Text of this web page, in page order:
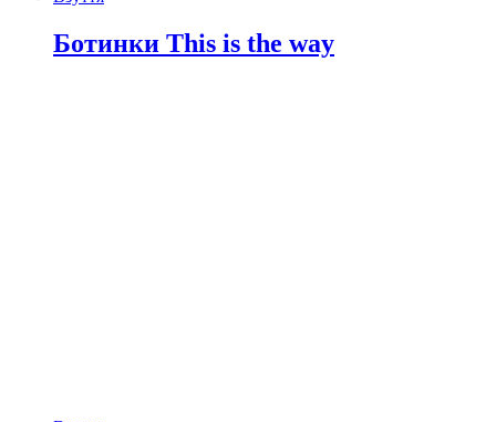
кілька
варіантів.
Ботинки This is the way